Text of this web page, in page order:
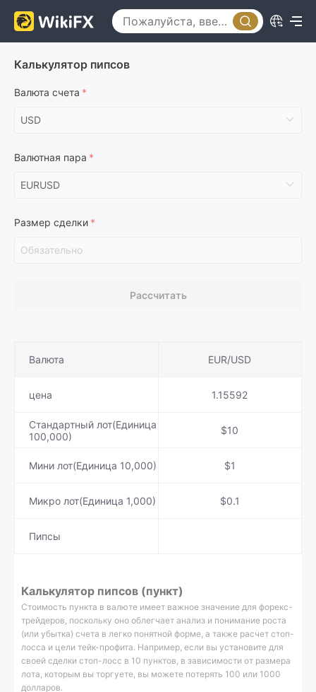
Калькулятор пипсов
Валюта счета
Валютная пара
Размер сделки
Рассчитать
Валюта
цена
Стандартный лот(Единица
100,000)
Мини лот(Единица 10,000)
Микро лот(Единица 1,000)
Пипсы
EUR/USD
1.15592
$10
$1
$0.1
Калькулятор пипсов (пункт)
Стоимость пункта в валюте имеет важное значение для форекс-
трейдеров, поскольку оно облегчает анализ и понимание роста
(или убытка) счета в легко понятной форме, а также расчет стоп-
лосса и цели тейк-профита. Например, если вы установите для
своей сделки стоп-лосс в 10 пунктов, в зависимости от размера
лота, которым вы торгуете, вы можете потерять 100 или 1000
долларов.